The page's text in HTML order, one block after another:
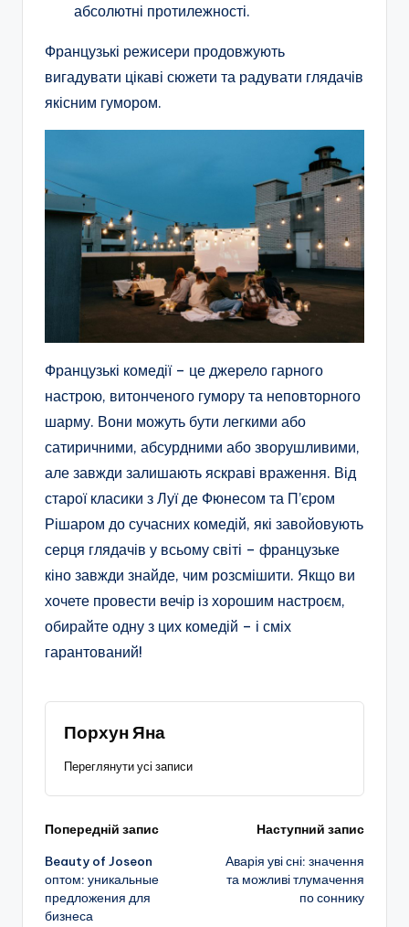
абсолютні протилежності.
Французькі режисери продовжують
вигадувати цікаві сюжети та радувати глядачів
якісним гумором.
Французькі комедії – це джерело гарного
настрою, витонченого гумору та неповторного
шарму. Вони можуть бути легкими або
сатиричними, абсурдними або зворушливими,
але завжди залишають яскраві враження. Від
старої класики з Луї де Фюнесом та П’єром
Рішаром до сучасних комедій, які завойовують
серця глядачів у всьому світі – французьке
кіно завжди знайде, чим розсмішити. Якщо ви
хочете провести вечір із хорошим настроєм,
обирайте одну з цих комедій – і сміх
гарантований!
Порхун Яна
Переглянути усі записи
Навігація
по
запису
Попередній запис
Beauty of Joseon
оптом: уникальные
предложения для
бизнеса
Наступний запис
Аварія уві сні: значення
та можливі тлумачення
по соннику